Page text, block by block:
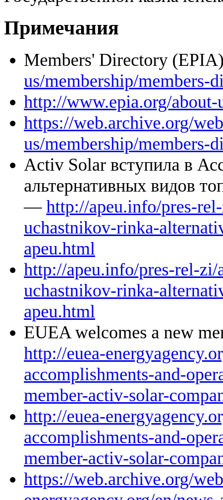
Примечания
Members' Directory
us/membership/members-
http://www.epia.org/
https://web.archive.org/
us/membership/members-
Activ Solar вступила в
альтернативных видов
— http://apeu.info/pres-
uchastnikov-rinka-
apeu.html
http://apeu.info/pres-rel-
uchastnikov-rinka-
apeu.html
EUEA welcomes a new
http://euea-
accomplishments-and-
member-activ-solar-
http://euea-
accomplishments-and-
member-activ-solar-
https://web.archive.org/